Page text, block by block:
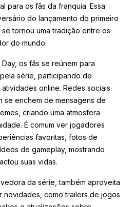
para os fãs da franquia. Essa
do lançamento do primeiro
tornou uma tradição entre os
do mundo.
os fãs se reúnem para
série, participando de
online. Redes sociais
se enchem de mensagens de
criando uma atmosfera
É comum ver jogadores
favoritas, fotos de
de gameplay, mostrando
suas vidas.
da série, também aproveita
novidades, como trailers de jogos